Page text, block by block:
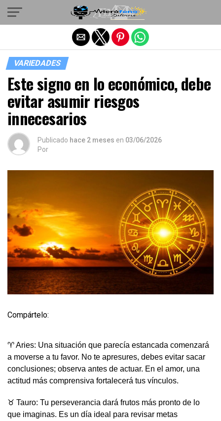
VARIEDADES
Este signo en lo económico, debe
evitar asumir riesgos
innecesarios
Publicado hace 2 meses en 03/06/2026
Por
Compártelo:
♈ Aries: Una situación que parecía estancada comenzará
a moverse a tu favor. No te apresures, debes evitar sacar
conclusiones; observa antes de actuar. En el amor, una
actitud más comprensiva fortalecerá tus vínculos.
♉ Tauro: Tu perseverancia dará frutos más pronto de lo
que imaginas. Es un día ideal para revisar metas
Salir de la versión móvil